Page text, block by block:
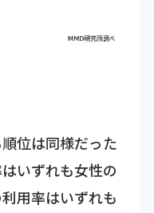
位は同様だった
いずれも女性の
用率はいずれも